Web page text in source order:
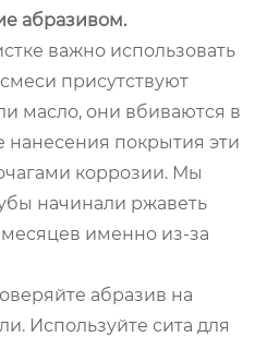
абразивом.
важно использовать
присутствуют
масло, они вбиваются в
нанесения покрытия эти
коррозии. Мы
начинали ржаветь
именно из-за
абразив на
Используйте сита для